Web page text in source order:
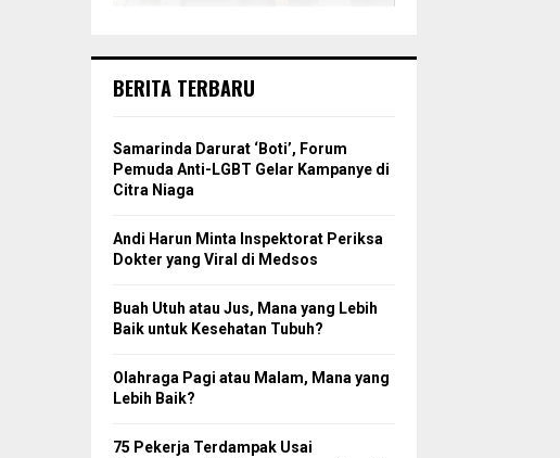
BERITA TERBARU
Samarinda Darurat ‘Boti’, Forum
Pemuda Anti-LGBT Gelar Kampanye di
Citra Niaga
Andi Harun Minta Inspektorat Periksa
Dokter yang Viral di Medsos
Buah Utuh atau Jus, Mana yang Lebih
Baik untuk Kesehatan Tubuh?
Olahraga Pagi atau Malam, Mana yang
Lebih Baik?
75 Pekerja Terdampak Usai